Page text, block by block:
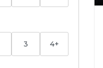
3 4+